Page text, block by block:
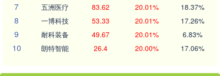
7 五洲医疗 83.62 20.01% 18.37%
8 一博科技 53.33 20.01% 17.26%
9 耐科装备 49.67 20.01% 6.83%
10 朗特智能 26.4 20.00% 17.06%